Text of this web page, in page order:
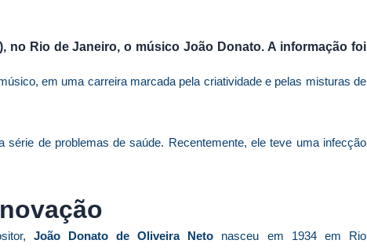
no Rio de Janeiro, o músico João Donato. A informação foi
em uma carreira marcada pela criatividade e pelas misturas de
de problemas de saúde. Recentemente, ele teve uma infecção
João Donato de Oliveira Neto nasceu em 1934 em Rio